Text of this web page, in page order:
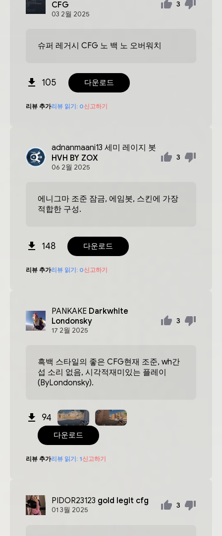
CFG
03 2월 2025
3
슈퍼 레거시 CFG 노 백 노 오버워치
105 다운로드
리뷰 추가리뷰 읽기: 0신고하기
adnanmaani13 세미 레이지 봇
HVH BY ZOX
06 2월 2025
3
에니그마 조준 잠금, 에임봇, 스킨에 가장
적합한 구성.
148 다운로드
리뷰 추가리뷰 읽기: 0신고하기
PANKAKE Darkwhite
Londonsky
17 2월 2025
3
흑백 스타일의 좋은 CFG현재 조준, wh간
섭 소리 없음, 시각적재미있는 플레이
(ByLondonsky).
94
다운로드
리뷰 추가리뷰 읽기: 1신고하기
PIDOR23123 gold legit cfg
01 3월 2025
3